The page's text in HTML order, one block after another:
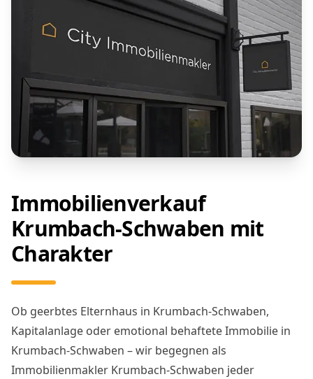
Immobilienverkauf
Krumbach-Schwaben mit
Charakter
Ob geerbtes Elternhaus in Krumbach-Schwaben,
Kapitalanlage oder emotional behaftete Immobilie in
Krumbach-Schwaben – wir begegnen als
Immobilienmakler Krumbach-Schwaben jeder